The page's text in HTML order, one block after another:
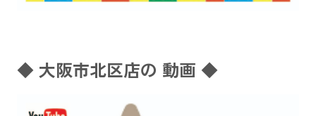
◆ 大阪市北区店の 動画 ◆